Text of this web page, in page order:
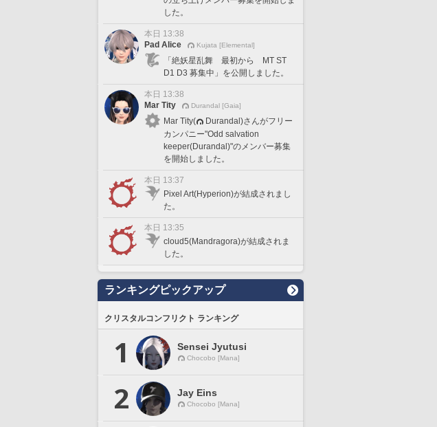
した。
本日 13:38
Pad Alice
Kujata [Elemental]
「絶妖星乱舞 最初から MT ST
D1 D3 募集中」を公開しました。
本日 13:38
Mar Tity
Durandal [Gaia]
Mar Tity(
Durandal)さんがフリー
カンパニー"Odd salvation
keeper(Durandal)"のメンバー募集
を開始しました。
本日 13:37
Pixel Art(Hyperion)が結成されまし
た。
本日 13:35
cloud5(Mandragora)が結成されま
した。
ランキングピックアップ
クリスタルコンフリクト ランキング
1 Sensei Jyutusi
Chocobo [Mana]
2 Jay Eins
Chocobo [Mana]